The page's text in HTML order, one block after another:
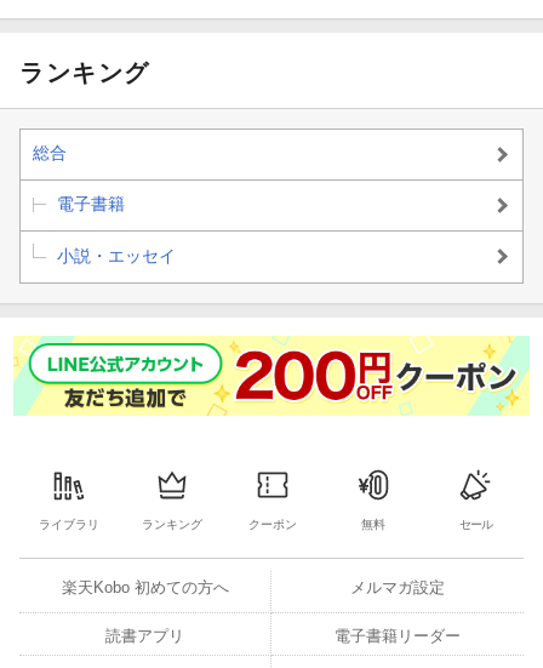
ランキング
総合
電子書籍
小説・エッセイ
ライブラリ ランキング クーポン 無料 セール
楽天Kobo 初めての方へ メルマガ設定
読書アプリ 電子書籍リーダー